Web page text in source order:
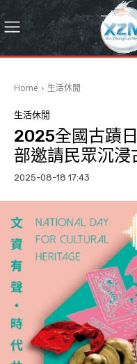
Home 生活休閒
生活休閒
2025全國古蹟
部邀請民眾沉浸
2025-08-18 17:43